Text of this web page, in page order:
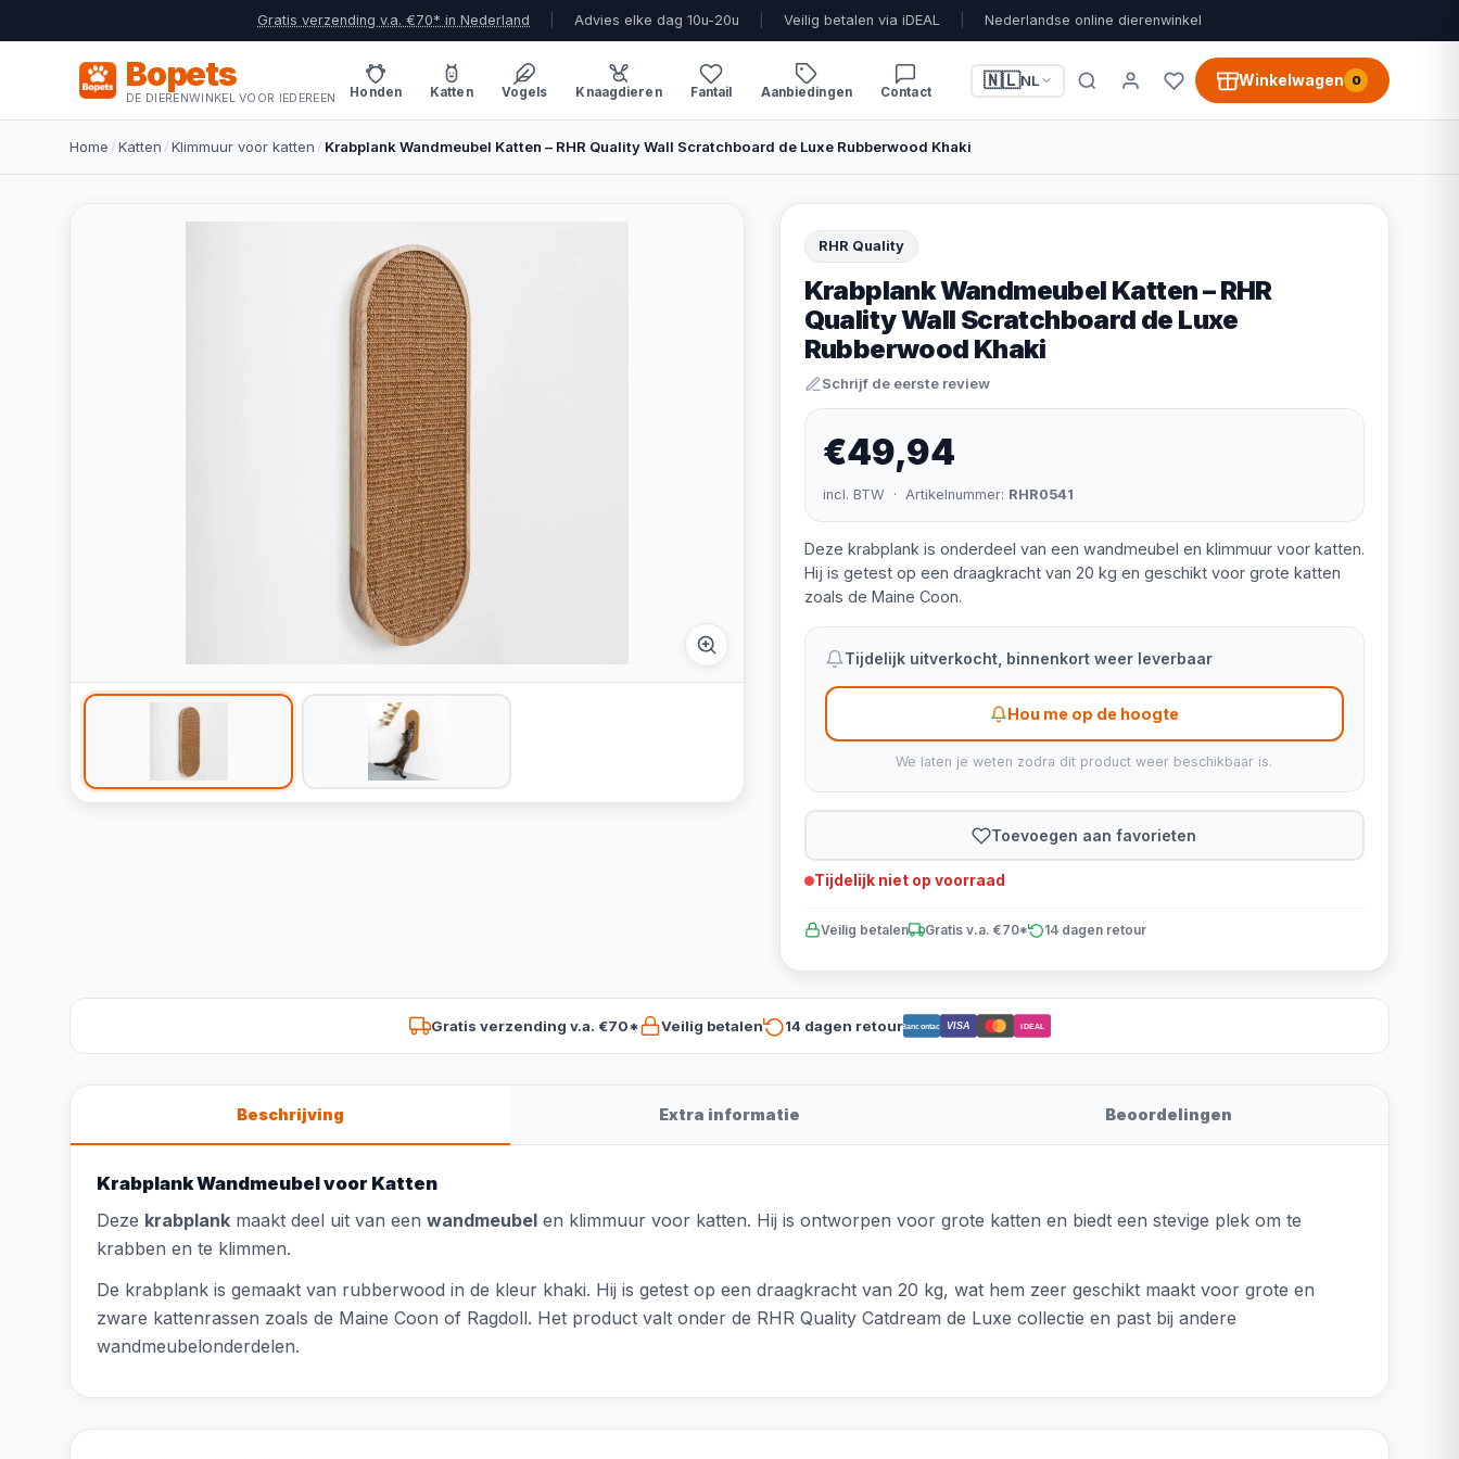
Gratis verzending v.a. €70* in Nederland Advies elke dag 10u-20u Veilig betalen via iDEAL Nederlandse online dierenwinkel
Bopets
DE DIERENWINKEL VOOR IEDEREEN Honden Katten Vogels Knaagdieren Fantail Aanbiedingen Contact
🇳🇱NL Winkelwagen 0
Home /Katten /Klimmuur voor katten / Krabplank Wandmeubel Katten – RHR Quality Wall Scratchboard de Luxe Rubberwood Khaki
RHR Quality
Krabplank Wandmeubel Katten – RHR
Quality Wall Scratchboard de Luxe
Rubberwood Khaki
Schrijf de eerste review
€49,94
incl. BTW · Artikelnummer: RHR0541
Deze krabplank is onderdeel van een wandmeubel en klimmuur voor katten.
Hij is getest op een draagkracht van 20 kg en geschikt voor grote katten
zoals de Maine Coon.
Tijdelijk uitverkocht, binnenkort weer leverbaar
Hou me op de hoogte
We laten je weten zodra dit product weer beschikbaar is.
Toevoegen aan favorieten
Tijdelijk niet op voorraad
Veilig betalen Gratis v.a. €70* 14 dagen retour
Gratis verzending v.a. €70* Veilig betalen 14 dagen retourBancontact VISA iDEAL
Beschrijving Extra informatie Beoordelingen
Krabplank Wandmeubel voor Katten
Deze krabplank maakt deel uit van een wandmeubel en klimmuur voor katten. Hij is ontworpen voor grote katten en biedt een stevige plek om te
krabben en te klimmen.
De krabplank is gemaakt van rubberwood in de kleur khaki. Hij is getest op een draagkracht van 20 kg, wat hem zeer geschikt maakt voor grote en
zware kattenrassen zoals de Maine Coon of Ragdoll. Het product valt onder de RHR Quality Catdream de Luxe collectie en past bij andere
wandmeubelonderdelen.